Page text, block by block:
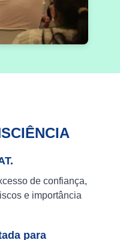
de confiança,
e importância
para